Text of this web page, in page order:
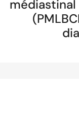
médiastinal